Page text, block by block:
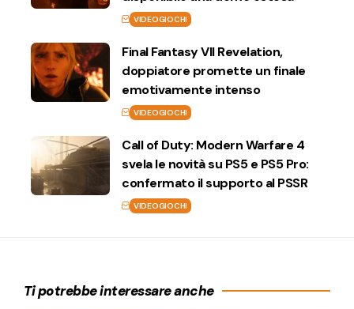
VIDEOGIOCHI
Final Fantasy VII Revelation,
doppiatore promette un finale
emotivamente intenso
VIDEOGIOCHI
Call of Duty: Modern Warfare 4
svela le novità su PS5 e PS5 Pro:
confermato il supporto al PSSR
VIDEOGIOCHI
Ti potrebbe interessare anche